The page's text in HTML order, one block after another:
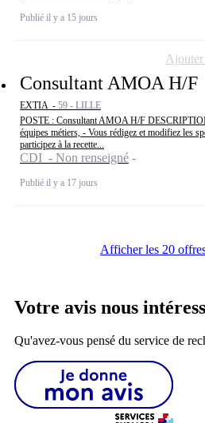
Publié il y a 15 jours
Consultant AMOA H/F
EXTIA - 59 - LILLE
POSTE : Consultant AMOA H/F
équipes métiers, - Vous rédigez et modifiez les
participez à la recette...
CDI - Non renseigné
Publié il y a 17 jours
Afficher les 20
Votre avis nous
Qu'avez-vous pensé du service de